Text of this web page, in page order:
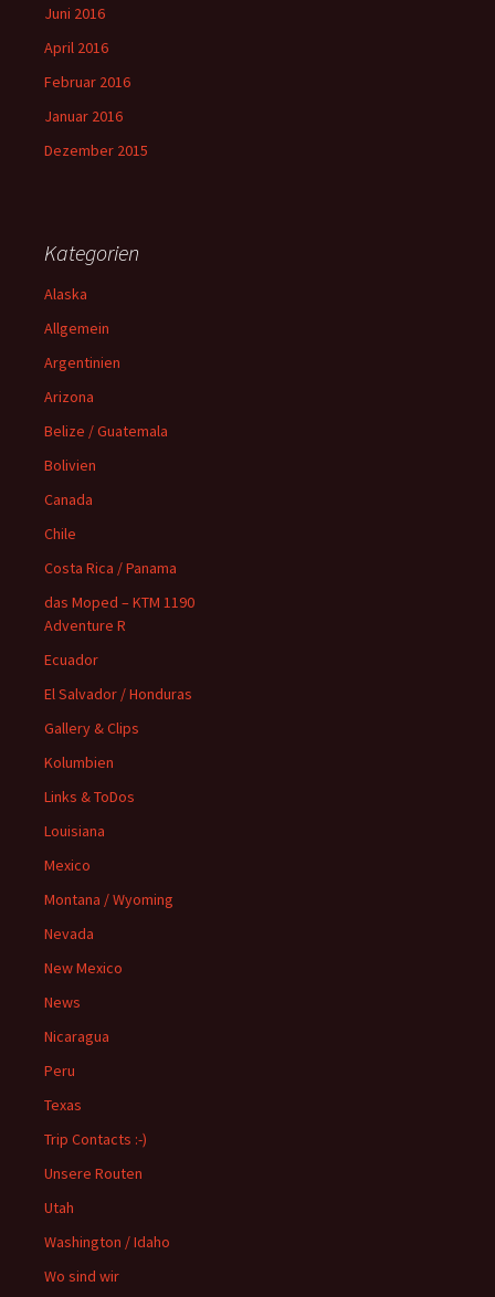
Juni 2016
April 2016
Februar 2016
Januar 2016
Dezember 2015
Kategorien
Alaska
Allgemein
Argentinien
Arizona
Belize / Guatemala
Bolivien
Canada
Chile
Costa Rica / Panama
das Moped – KTM 1190
Adventure R
Ecuador
El Salvador / Honduras
Gallery & Clips
Kolumbien
Links & ToDos
Louisiana
Mexico
Montana / Wyoming
Nevada
New Mexico
News
Nicaragua
Peru
Texas
Trip Contacts :-)
Unsere Routen
Utah
Washington / Idaho
Wo sind wir